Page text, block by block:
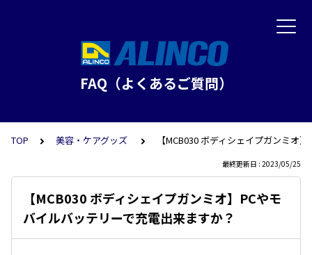
FAQ（よくあるご質問）
TOP 美容・ケアグッズ 【MCB030 ボディシェイプガンミオ
最終更新日 : 2023/05/25
【MCB030 ボディシェイプガンミオ】PCやモ
バイルバッテリーで充電出来ますか？